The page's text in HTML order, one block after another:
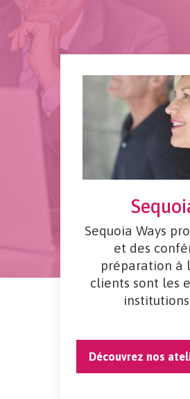
Sequoia Ways
et des
préparation à
clients sont les
Découvrez nos